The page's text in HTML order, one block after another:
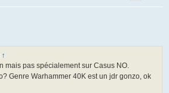
↑
mais pas spécialement sur Casus NO.
Genre Warhammer 40K est un jdr gonzo, ok